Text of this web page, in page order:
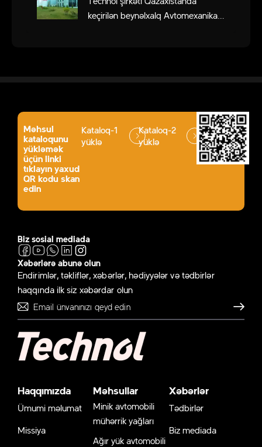
keçirilən beynəlxalq Avtomexanika
Məhsul
kataloqunu
yükləmək
üçün linki
tıklayın yaxud
QR kodu skan
edin
Kataloq-1
yüklə
Kataloq-2
yüklə
Biz sosial mediada
Xəbərlərə abunə olun
Endirimlər, təkliflər, xəbərlər, hədiyyələr və tədbirlər
haqqında ilk siz xəbərdar olun
Göndər
Haqqımızda
Ümumi məlumat
Missiya
Məhsullar
Minik avtomobili
mühərrik yağları
Ağır yük avtomobili
Xəbərlər
Tədbirlər
Biz mediada